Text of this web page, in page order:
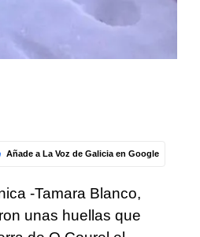
Añade a La Voz de Galicia en Google
-Tamara Blanco,
unas huellas que